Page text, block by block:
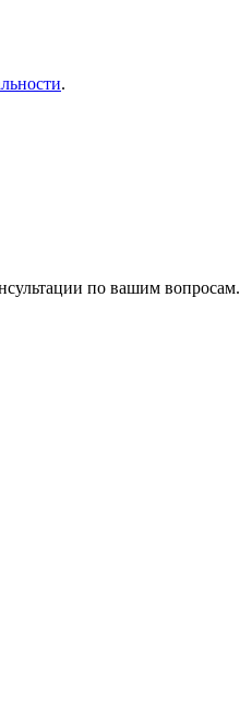
.
по вашим вопросам.